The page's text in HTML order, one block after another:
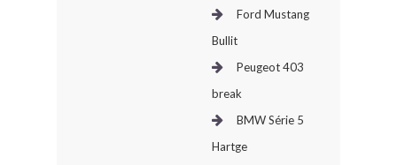
Ford Mustang
Bullit
Peugeot 403
break
BMW Série 5
Hartge